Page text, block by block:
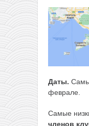
Даты.
феврале.
Самые
членов